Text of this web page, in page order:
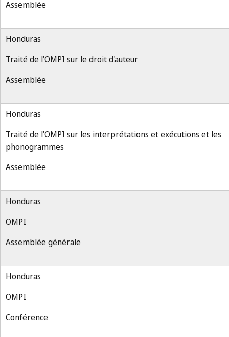
Assemblée
Honduras
Traité de l'OMPI sur le droit d'auteur
Assemblée
Honduras
Traité de l'OMPI sur les interprétations et exécutions et les
phonogrammes
Assemblée
Honduras
OMPI
Assemblée générale
Honduras
OMPI
Conférence